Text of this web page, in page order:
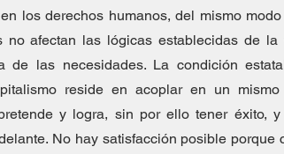
los derechos humanos, del mismo
no afectan las lógicas establecidas de la
de las necesidades. La condición
reside en acoplar en un
y logra, sin por ello tener éxito,
No hay satisfacción posible porque